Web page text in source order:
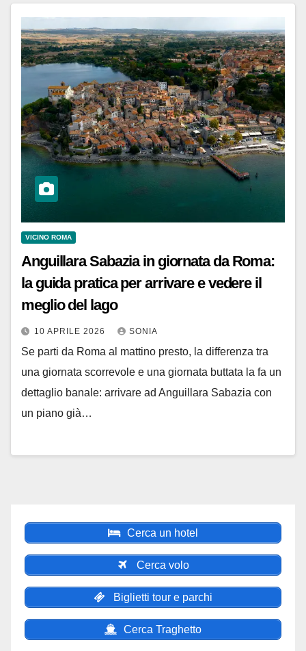
VICINO ROMA
Anguillara Sabazia in giornata da Roma:
la guida pratica per arrivare e vedere il
meglio del lago
10 APRILE 2026 SONIA
Se parti da Roma al mattino presto, la differenza tra
una giornata scorrevole e una giornata buttata la fa un
dettaglio banale: arrivare ad Anguillara Sabazia con
un piano già…
Cerca un hotel
Cerca volo
Biglietti tour e parchi
Cerca Traghetto